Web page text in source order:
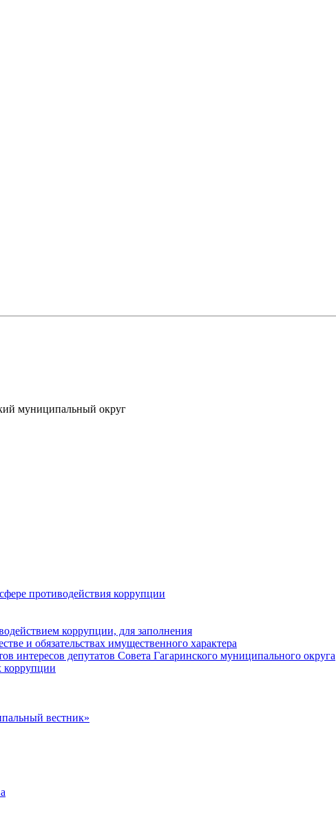
муниципальный округ
противодействия коррупции
коррупции, для заполнения
и обязательствах имущественного характера
интересов депутатов Совета Гагаринского муниципального округа
коррупции
вестник»